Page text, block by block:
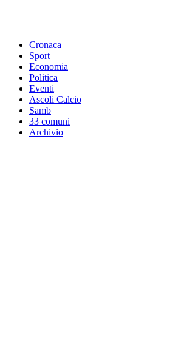
Cronaca
Sport
Economia
Politica
Eventi
Ascoli Calcio
Samb
33 comuni
Archivio